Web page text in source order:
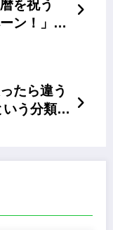
を祝う
ン！」を
たら違う
う分類が